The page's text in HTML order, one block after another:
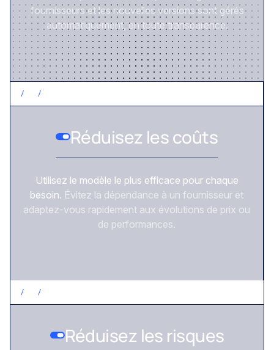
fournisseurs et les nouvelles versions sont gérés
automatiquement, en toute transparence.
/ /
Réduisez les coûts
Utilisez le modèle le plus efficace pour chaque
besoin. Évitez la dépendance à un fournisseur et
adaptez-vous rapidement aux évolutions de prix ou
de performances.
/ /
Réduisez les risques